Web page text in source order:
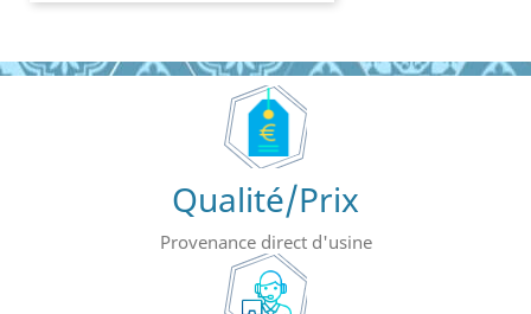
Qualité/Prix
Provenance direct d'usine